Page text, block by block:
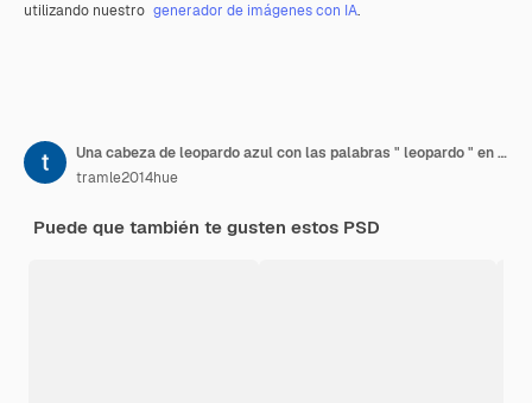
utilizando nuestro generador de imágenes con IA.
Una cabeza de leopardo azul con las palabras " leopardo " en ella
tramle2014hue
Puede que también te gusten estos PSD